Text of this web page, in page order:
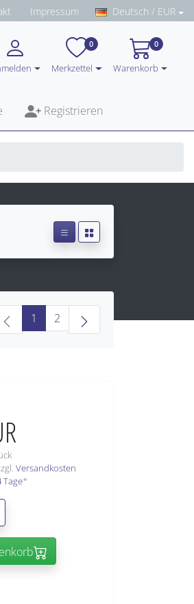
Impressum Deutsch / EUR
Merkzettel
0
Warenkorb
0
Registrieren
1 (current)
2
Versandkosten
Tage*